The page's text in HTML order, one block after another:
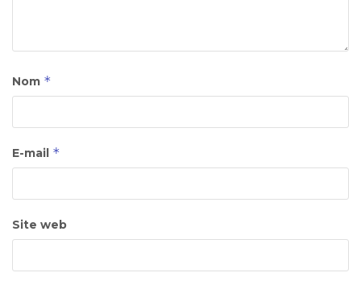
Nom *
E-mail *
Site web